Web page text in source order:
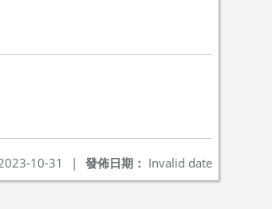
發佈日期： Invalid date
10-31 |